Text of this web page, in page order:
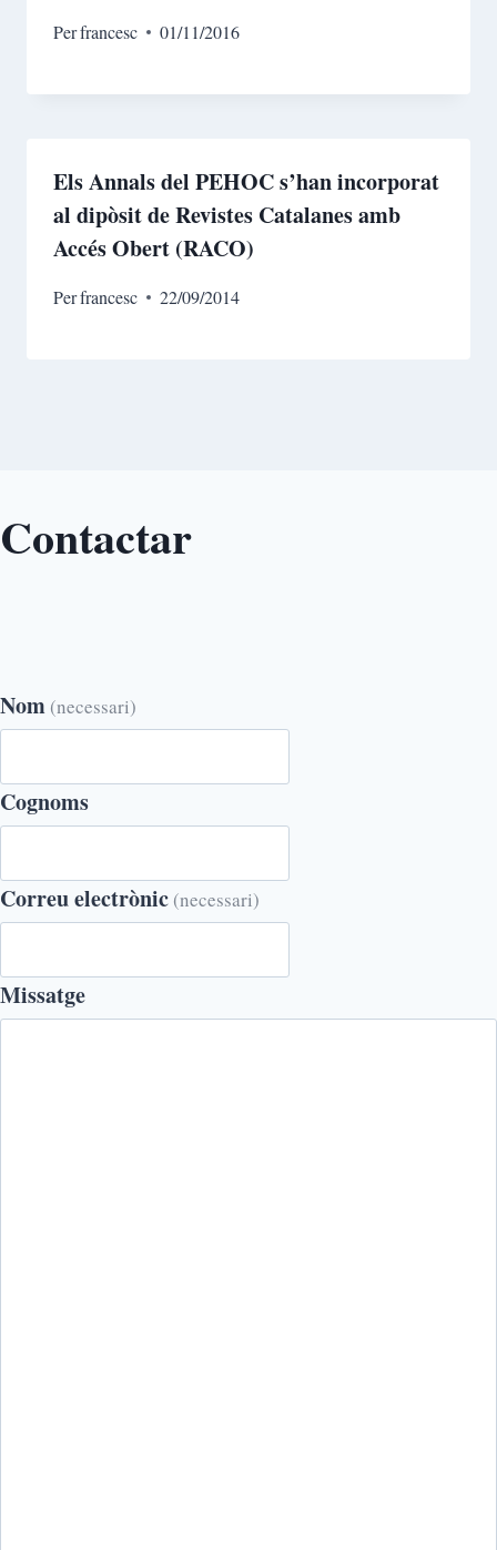
Perfrancesc 01/11/2016
Els Annals del PEHOC s’han incorporat
al dipòsit de Revistes Catalanes amb
Accés Obert (RACO)
Perfrancesc 22/09/2014
Contactar
Nom (necessari)
Cognoms
Correu electrònic (necessari)
Missatge